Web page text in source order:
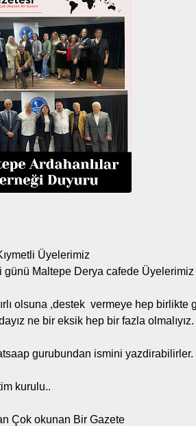
Üyelerimiz
Maltepe Derya cafede Üyelerimiz
olsuna ,destek vermeye hep birlikte
ne bir eksik hep bir fazla olmalıyız.
gurubundan ismini yazdirabilirler.
kurulu..
Çok okunan Bir Gazete
Alev Soylu'dan
'Aşk bu kadar